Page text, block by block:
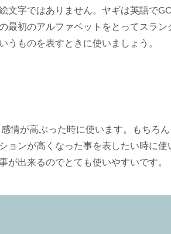
文字ではありません。ヤギは英語で
最初のアルファベットをとってスラ
うものを表すときに使いましょう。
情が高ぶった時に使います。もちろ
ョンが高くなった事を表したい時に
が出来るのでとても使いやすいです。